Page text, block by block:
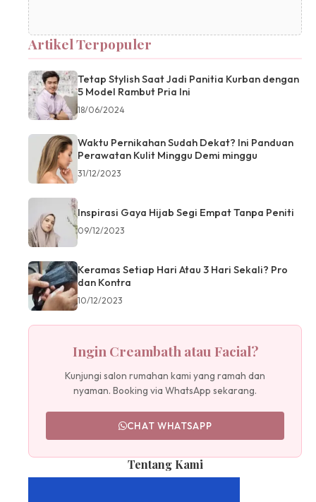
Artikel Terpopuler
Tetap Stylish Saat Jadi Panitia Kurban dengan
5 Model Rambut Pria Ini
18/06/2024
Waktu Pernikahan Sudah Dekat? Ini Panduan
Perawatan Kulit Minggu Demi minggu
31/12/2023
Inspirasi Gaya Hijab Segi Empat Tanpa Peniti
09/12/2023
Keramas Setiap Hari Atau 3 Hari Sekali? Pro
dan Kontra
10/12/2023
Ingin Creambath atau Facial?
Kunjungi salon rumahan kami yang ramah dan
nyaman. Booking via WhatsApp sekarang.
CHAT WHATSAPP
Tentang Kami